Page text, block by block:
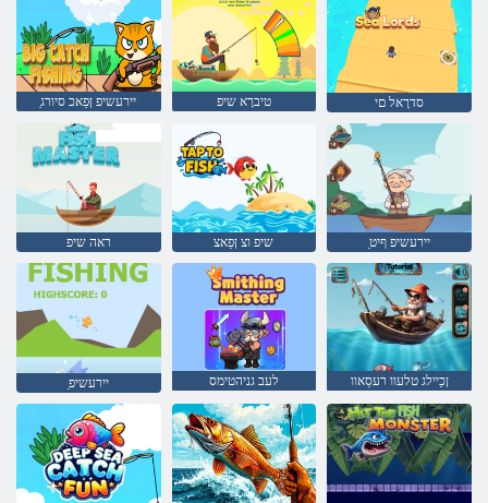
ַיירעשיפ ןּפַאכ סיורג טיברָא שיפ סדרָאל םי
ראה שיפ שיפ וצ ןּפַאצ ַיירעשיפ ףיט
ַיירעשיפ לעב גניהטימס ןכַיילג טלעוו רעסַאוו